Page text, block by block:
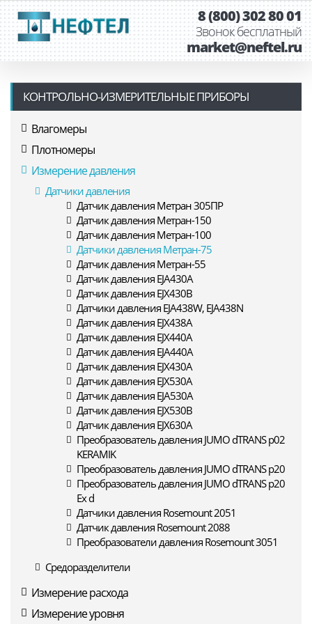
8 (800) 302 80 01
Звонок бесплатный
market@neftel.ru
КОНТРОЛЬНО-ИЗМЕРИТЕЛЬНЫЕ ПРИБОРЫ
Влагомеры
Плотномеры
Измерение давления
Датчики давления
Датчик давления Метран 305ПР
Датчик давления Метран-150
Датчик давления Метран-100
Датчики давления Метран-75
Датчик давления Метран-55
Датчик давления EJA430A
Датчик давления EJX430B
Датчики давления EJA438W, EJA438N
Датчик давления EJX438A
Датчик давления EJX440A
Датчик давления EJA440A
Датчик давления EJX430A
Датчик давления EJX530A
Датчик давления EJA530A
Датчик давления EJX530B
Датчик давления EJX630A
Преобразователь давления JUMO dTRANS p02
KERAMIK
Преобразователь давления JUMO dTRANS p20
Преобразователь давления JUMO dTRANS p20
Ex d
Датчики давления Rosemount 2051
Датчик давления Rosemount 2088
Преобразователи давления Rosemount 3051
Средоразделители
Измерение расхода
Измерение уровня